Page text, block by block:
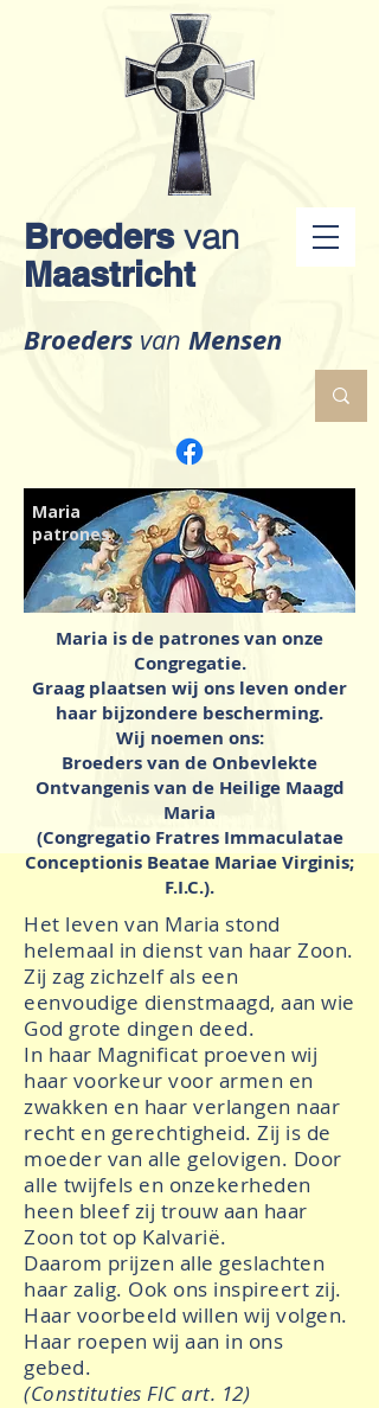
Broeders van
Maastricht
Broeders van Mensen
Maria
patrones
Maria is de patrones van onze
Congregatie.
Graag plaatsen wij ons leven onder
haar bijzondere bescherming.
Wij noemen ons:
Broeders van de Onbevlekte
Ontvangenis van de Heilige Maagd
Maria
(Congregatio Fratres Immaculatae
Conceptionis Beatae Mariae Virginis;
F.I.C.).
Het leven van Maria stond
helemaal in dienst van haar Zoon.
Zij zag zichzelf als een
eenvoudige dienstmaagd, aan wie
God grote dingen deed.
In haar Magnificat proeven wij
haar voorkeur voor armen en
zwakken en haar verlangen naar
recht en gerechtigheid. Zij is de
moeder van alle gelovigen. Door
alle twijfels en onzekerheden
heen bleef zij trouw aan haar
Zoon tot op Kalvarië.
Daarom prijzen alle geslachten
haar zalig. Ook ons inspireert zij.
Haar voorbeeld willen wij volgen.
Haar roepen wij aan in ons
gebed.
(Constituties FIC art. 12)